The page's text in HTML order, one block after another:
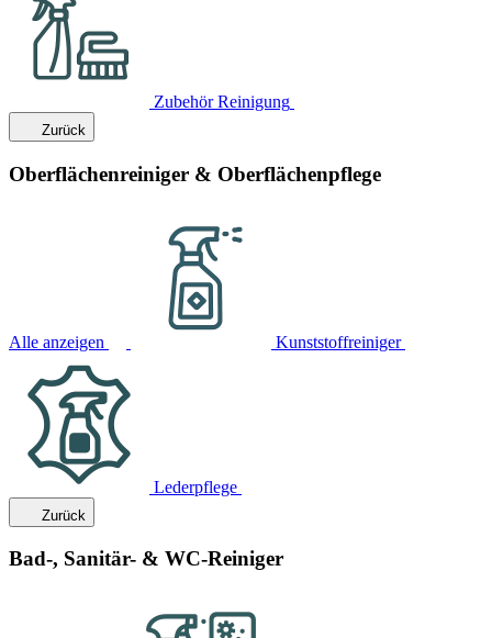
Zubehör Reinigung
Zurück
Oberflächenreiniger & Oberflächenpflege
Alle anzeigen Kunststoffreiniger
Lederpflege
Zurück
Bad-, Sanitär- & WC-Reiniger